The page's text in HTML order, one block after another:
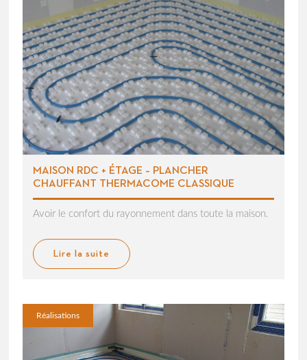
MAISON RDC + ÉTAGE – PLANCHER
CHAUFFANT THERMACOME CLASSIQUE
Avoir le confort du rayonnement dans toute la maison.
Lire la suite
Réalisations